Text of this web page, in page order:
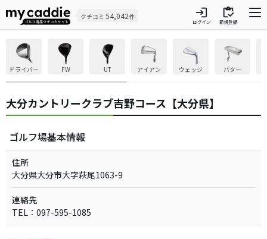
クチコミ 54,042件 login
ログイン
inventory
新規登録
ドライバー FW UT アイアン ウェッジ パター
大分カントリークラブ吉野コース【大分県】
ゴルフ場基本情報
住所
大分県大分市大字萩尾1063-9
連絡先
TEL：097-595-1085